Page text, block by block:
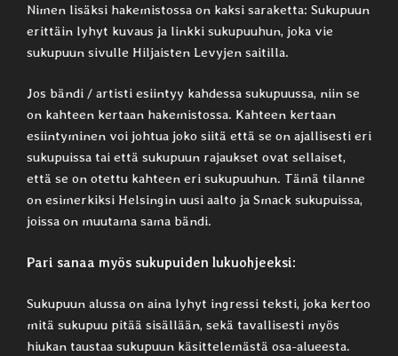
Nimen lisäksi hakemistossa on kaksi saraketta: Sukupuun
erittäin lyhyt kuvaus ja linkki sukupuuhun, joka vie
sukupuun sivulle Hiljaisten Levyjen saitilla.
Jos bändi / artisti esiintyy kahdessa sukupuussa, niin se
on kahteen kertaan hakemistossa. Kahteen kertaan
esiintyminen voi johtua joko siitä että se on ajallisesti eri
sukupuissa tai että sukupuun rajaukset ovat sellaiset,
että se on otettu kahteen eri sukupuuhun. Tämä tilanne
on esimerkiksi Helsingin uusi aalto ja Smack sukupuissa,
joissa on muutama sama bändi.
Pari sanaa myös sukupuiden lukuohjeeksi:
Sukupuun alussa on aina lyhyt ingressi teksti, joka kertoo
mitä sukupuu pitää sisällään, sekä tavallisesti myös
hiukan taustaa sukupuun käsittelemästä osa-alueesta.